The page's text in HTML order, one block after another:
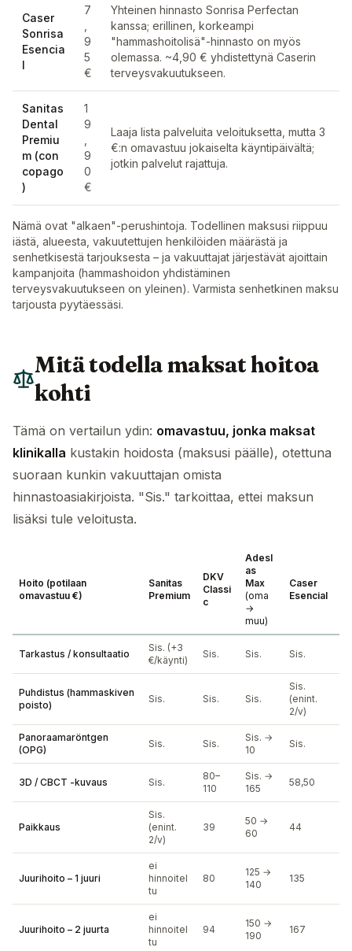
Caser
Sonrisa
Esencia
l
7
9
5
€
Yhteinen hinnasto Sonrisa Perfectan
kanssa; erillinen, korkeampi
"hammashoitolisä"-hinnasto on myös
olemassa. ~4,90 € yhdistettynä Caserin
terveysvakuutukseen.
Sanitas
Dental
Premiu
m (con
copago
)
1
9
9
0
€
Laaja lista palveluita veloituksetta, mutta 3
€:n omavastuu jokaiselta käyntipäivältä;
jotkin palvelut rajattuja.
Nämä ovat "alkaen"-perushintoja. Todellinen maksusi riippuu
iästä, alueesta, vakuutettujen henkilöiden määrästä ja
senhetkisestä tarjouksesta – ja vakuuttajat järjestävät ajoittain
kampanjoita (hammashoidon yhdistäminen
terveysvakuutukseen on yleinen). Varmista senhetkinen maksu
tarjousta pyytäessäsi.
Mitä todella maksat hoitoa
kohti
Tämä on vertailun ydin: omavastuu, jonka maksat
klinikalla kustakin hoidosta (maksusi päälle), otettuna
suoraan kunkin vakuuttajan omista
hinnastoasiakirjoista. "Sis." tarkoittaa, ettei maksun
lisäksi tule veloitusta.
Hoito (potilaan
omavastuu €)
Sanitas
Premium
DKV
Classi
c
Adesl
as
Max
(oma
→
muu)
Caser
Esencial
Tarkastus / konsultaatio
Sis. (+3
€/käynti)
Sis. Sis. Sis.
Puhdistus (hammaskiven
poisto)
Sis. Sis. Sis.
Sis.
(enint.
2/v)
Panoraamaröntgen
(OPG)
Sis. Sis.
Sis. →
10
Sis.
3D / CBCT -kuvaus Sis.
80–
110
Sis. →
165
58,50
Paikkaus
Sis.
(enint.
2/v)
39
50 →
60
44
Juurihoito – 1 juuri
ei
hinnoitel
tu
80
125 →
140
135
Juurihoito – 2 juurta
ei
hinnoitel
tu
94
150 →
190
167